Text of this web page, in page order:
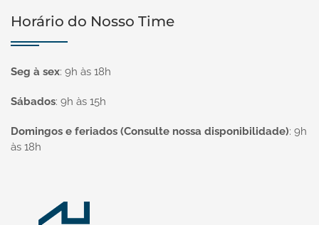
Horário do Nosso Time
Seg à sex: 9h às 18h
Sábados: 9h às 15h
Domingos e feriados (Consulte nossa disponibilidade): 9h
às 18h